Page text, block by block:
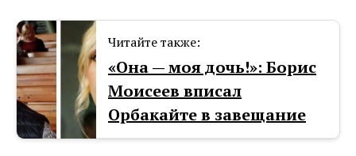
Читайте также:
«Она — моя дочь!»: Борис
Моисеев вписал
Орбакайте в завещание